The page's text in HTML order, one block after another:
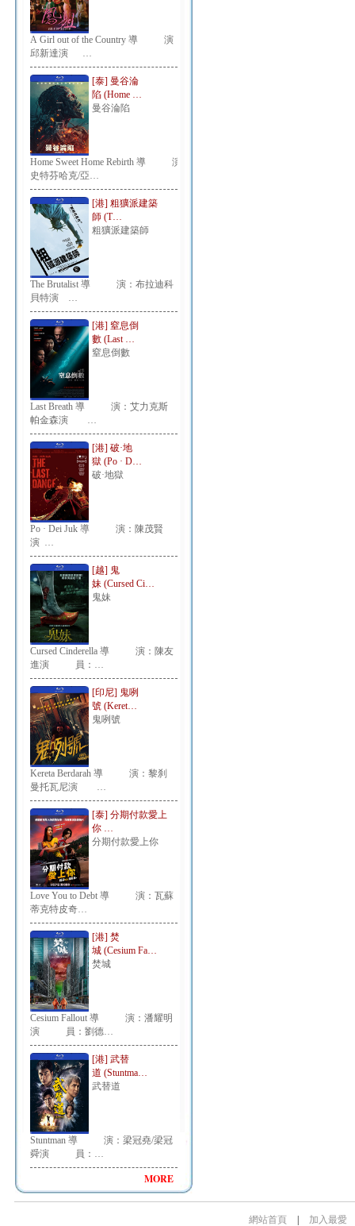
A Girl out of the Country 導 演：
邱新達演 …
[泰] 曼谷淪
陷 (Home …
曼谷淪陷
Home Sweet Home Rebirth 導 演：
史特芬哈克/亞…
[港] 粗獷派建築
師 (T…
粗獷派建築師
The Brutalist 導 演：布拉迪科
貝特演 …
[港] 窒息倒
數 (Last …
窒息倒數
Last Breath 導 演：艾力克斯
帕金森演 …
[港] 破·地
獄 (Po · D…
破·地獄
Po · Dei Juk 導 演：陳茂賢
演 …
[越] 鬼
妹 (Cursed Ci…
鬼妹
Cursed Cinderella 導 演：陳友
進演 員：…
[印尼] 鬼咧
號 (Keret…
鬼咧號
Kereta Berdarah 導 演：黎刹
曼托瓦尼演 …
[泰] 分期付款愛上
你 …
分期付款愛上你
Love You to Debt 導 演：瓦蘇
蒂克特皮奇…
[港] 焚
城 (Cesium Fa…
焚城
Cesium Fallout 導 演：潘耀明
演 員：劉德…
[港] 武替
道 (Stuntma…
武替道
Stuntman 導 演：梁冠堯/梁冠
舜演 員：…
MORE
網站首頁
加入最愛